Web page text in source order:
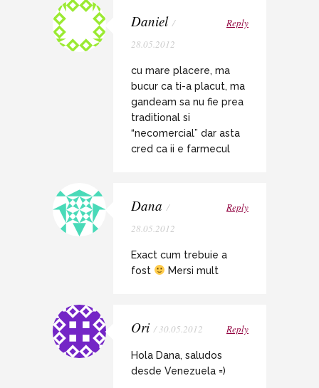
Daniel /
28.05.2012
Reply
cu mare placere, ma
bucur ca ti-a placut, ma
gandeam sa nu fie prea
traditional si
“necomercial” dar asta
cred ca ii e farmecul
Dana /
28.05.2012
Reply
Exact cum trebuie a
fost
Mersi mult
Ori / 30.05.2012 Reply
Hola Dana, saludos
desde Venezuela =)